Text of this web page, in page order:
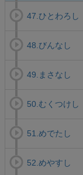
47.ひとわろし
48.びんなし
49.まさなし
50.むくつけし
51.めでたし
52.めやすし